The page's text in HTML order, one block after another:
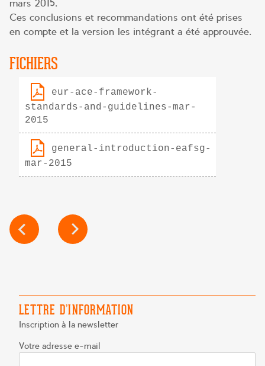
mars 2015.
Ces conclusions et recommandations ont été prises
en compte et la version les intégrant a été approuvée.
FICHIERS
eur-ace-framework-
standards-and-guidelines-mar-
2015
general-introduction-eafsg-
mar-2015
NAVIGATION
DE
LETTRE D’INFORMATION
Inscription à la newsletter
Votre adresse e-mail